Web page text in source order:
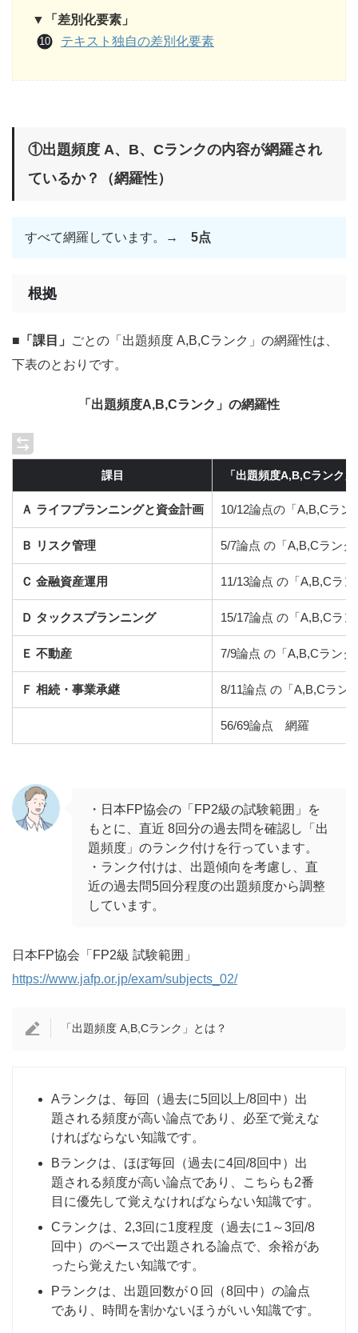
▼「差別化要素」
テキスト独自の差別化要素
①出題頻度 A、B、Cランクの内容が網羅され
ているか？（網羅性）
すべて網羅しています。→ 5点
根拠
■ 「課目」
ごとの「出題頻度 A,B,Cランク」の網羅性は、
下表のとおりです。
「出題頻度A,B,Cランク」の網羅性
課目 「出題頻度A,B,Cランク
Ａ ライフプランニングと資金計画 10/12論点の「A,B,Cラン
Ｂ リスク管理 5/7論点 の「A,B,Cランク
Ｃ 金融資産運用 11/13論点 の「A,B,Cラ
Ｄ タックスプランニング 15/17論点 の「A,B,Cラ
Ｅ 不動産 7/9論点 の「A,B,Cランク
Ｆ 相続・事業承継 8/11論点 の「A,B,Cラン
56/69論点 網羅
・日本FP協会の「FP2級の試験範囲」を
もとに、直近 8回分の過去問を確認し「出
題頻度」のランク付けを行っています。
・ランク付けは、出題傾向を考慮し、直
近の過去問5回分程度の出題頻度から調整
しています。
日本FP協会「FP2級 試験範囲」
https://www.jafp.or.jp/exam/subjects_02/
「出題頻度 A,B,Cランク」とは？
Aランクは、毎回（過去に5回以上/8回中）出
題される頻度が高い論点であり、必至で覚えな
ければならない知識です。
Bランクは、ほぼ毎回（過去に4回/8回中）出
題される頻度が高い論点であり、こちらも2番
目に優先して覚えなければならない知識です。
Cランクは、2,3回に1度程度（過去に1～3回/8
回中）のペースで出題される論点で、余裕があ
ったら覚えたい知識です。
Pランクは、出題回数が０回（8回中）の論点
であり、時間を割かないほうがいい知識です。